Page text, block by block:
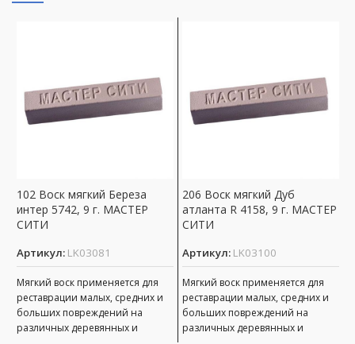
102 Воск мягкий Береза
интер 5742, 9 г. МАСТЕР
СИТИ
Артикул: LK03081
Мягкий воск применяется для
реставрации малых, средних и
больших повреждений на
различных деревянных и
206 Воск мягкий Дуб
атланта R 4158, 9 г. МАСТЕР
СИТИ
Артикул: LK03100
Мягкий воск применяется для
реставрации малых, средних и
больших повреждений на
различных деревянных и